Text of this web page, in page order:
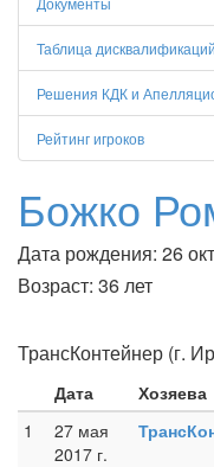
Таблица дисквалификаций
Решения КДК и
Рейтинг игроков
Божко
Дата рождения: 26
Возраст: 36 лет
ТрансКонтейнер (г.
Дата Хозяева
1
27 мая
2017 г.